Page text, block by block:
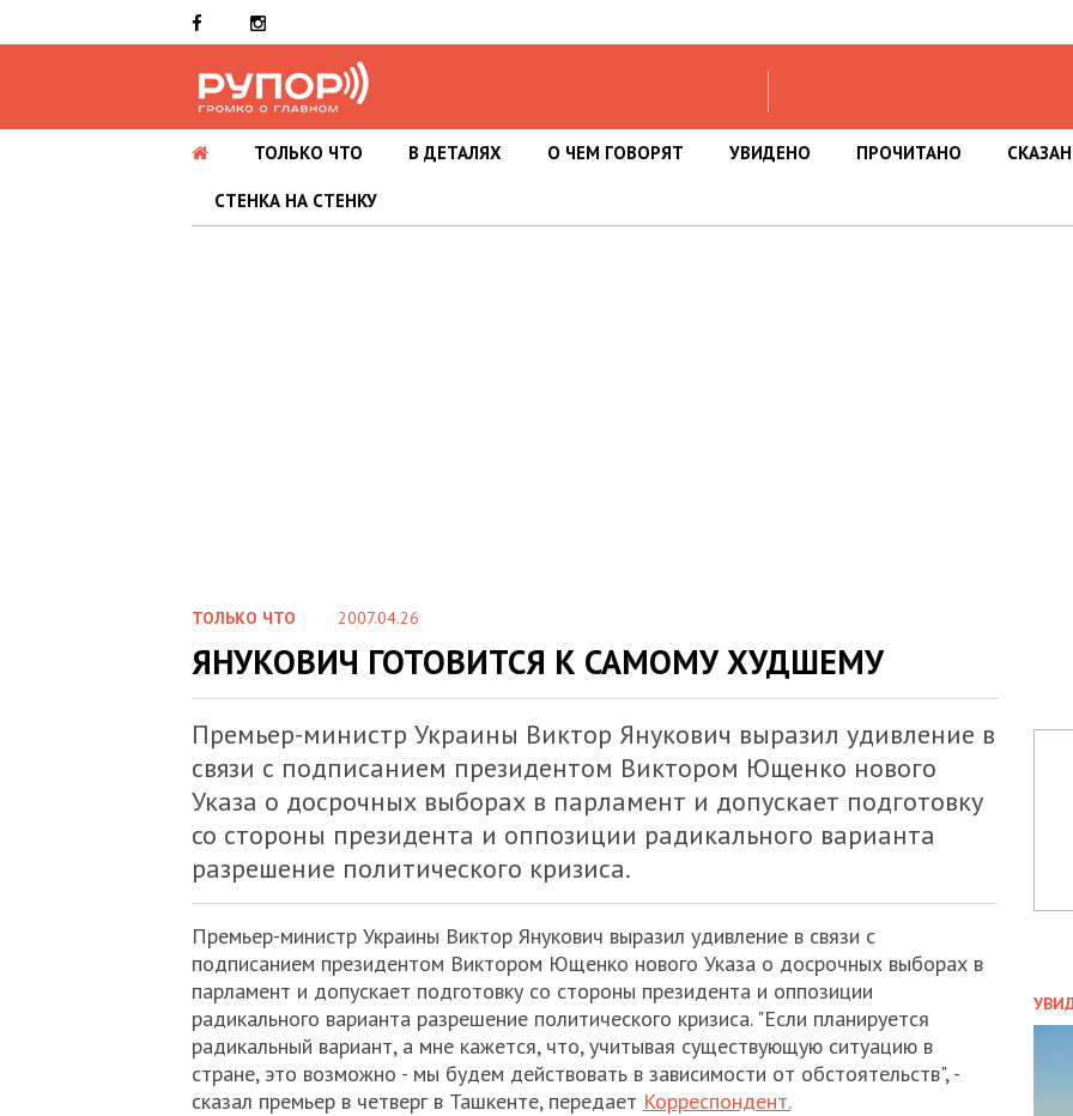
ТОЛЬКО ЧТО В ДЕТАЛЯХ О ЧЕМ ГОВОРЯТ УВИДЕНО ПРОЧИТАНО
СТЕНКА НА СТЕНКУ
ТОЛЬКО ЧТО 2007.04.26
ЯНУКОВИЧ ГОТОВИТСЯ К САМОМУ ХУДШЕМУ
Премьер-министр Украины Виктор Янукович выразил удивление в
связи с подписанием президентом Виктором Ющенко нового
Указа о досрочных выборах в парламент и допускает подготовку
со стороны президента и оппозиции радикального варианта
разрешение политического кризиса.
Премьер-министр Украины Виктор Янукович выразил удивление в связи с
подписанием президентом Виктором Ющенко нового Указа о досрочных выборах в
парламент и допускает подготовку со стороны президента и оппозиции
радикального варианта разрешение политического кризиса. "Если планируется
радикальный вариант, а мне кажется, что, учитывая существующую ситуацию в
стране, это возможно - мы будем действовать в зависимости от обстоятельств", -
сказал премьер в четверг в Ташкенте, передает Корреспондент.